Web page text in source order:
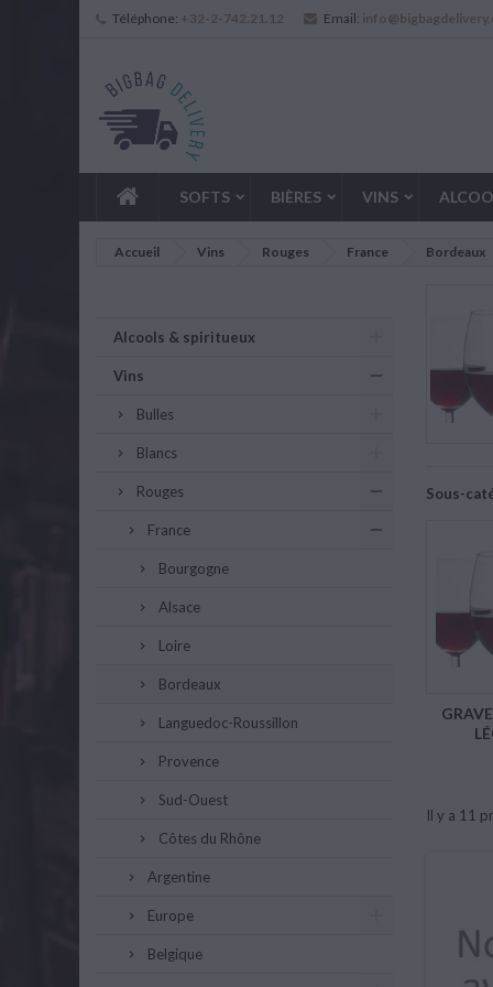
Téléphone: +32-2-742.21.12 Email:
SOFTS BIÈRES VINS
Accueil Vins Rouges France Bordeaux
Alcools & spiritueux
Vins
Bulles
Blancs
Rouges
France
Bourgogne
Alsace
Loire
Bordeaux
Languedoc-Roussillon
Provence
Sud-Ouest
Côtes du Rhône
Argentine
Europe
Belgique
Sous-
Il y a 11